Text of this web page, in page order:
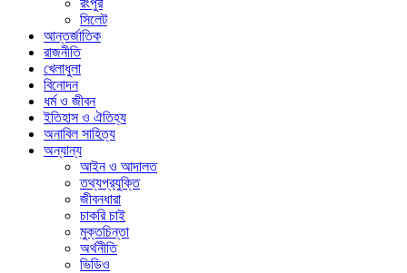
রংপুর
সিলেট
আন্তর্জাতিক
রাজনীতি
খেলাধুলা
বিনোদন
ধর্ম ও জীবন
ইতিহাস ও ঐতিহ্য
অনাবিল সাহিত্য
অন্যান্য
আইন ও আদালত
তথ্যপ্রযুক্তি
জীবনধারা
চাকরি চাই
মুক্তচিন্তা
অর্থনীতি
ভিডিও